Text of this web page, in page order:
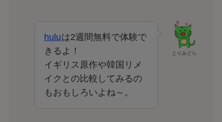
とりみどら
huluは2週間無料で体験で
きるよ！
イギリス原作や韓国リメ
イクとの比較してみるの
もおもしろいよね～。